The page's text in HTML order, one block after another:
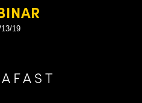
Ultrafast Mirror
곡선
pulse amplification (CPA)
19